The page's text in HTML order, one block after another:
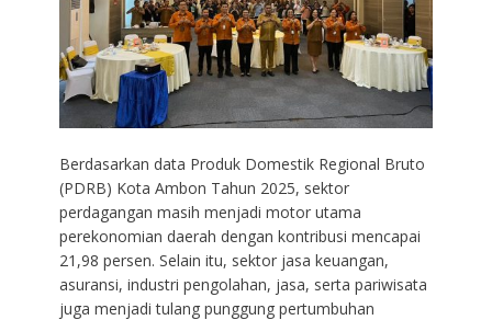
Berdasarkan data Produk Domestik Regional Bruto
(PDRB) Kota Ambon Tahun 2025, sektor
perdagangan masih menjadi motor utama
perekonomian daerah dengan kontribusi mencapai
21,98 persen. Selain itu, sektor jasa keuangan,
asuransi, industri pengolahan, jasa, serta pariwisata
juga menjadi tulang punggung pertumbuhan